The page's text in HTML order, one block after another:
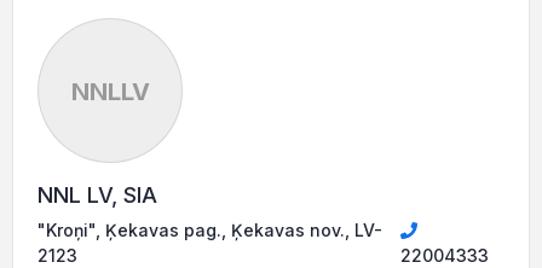
NNLLV
NNL LV, SIA
"Kroņi", Ķekavas pag., Ķekavas nov., LV-
2123
22004333